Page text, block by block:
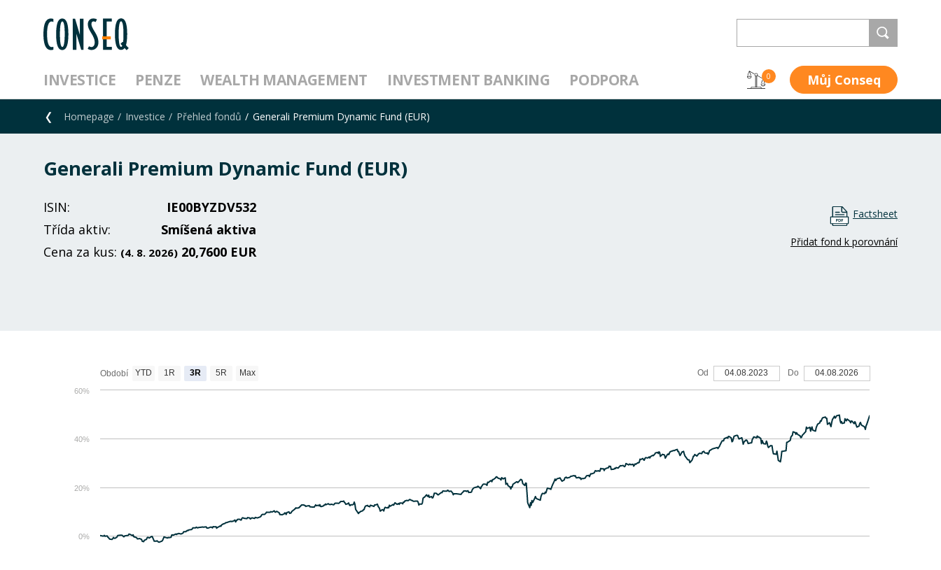
INVESTICE PENZE WEALTH MANAGEMENT INVESTMENT BANKING PODPORA 0 Můj Conseq
Homepage Investice Přehled fondů Generali Premium Dynamic Fund (EUR)
Generali Premium Dynamic Fund (EUR)
ISIN:
IE00BYZDV532
Třída aktiv:
Smíšená aktiva
Cena za kus: (4. 8. 2026) 20,7600 EUR
Factsheet
Přidat fond k porovnání
0%
20%
40%
60%
Období YTD 1R 3R 5R Max Od 04.08.2023 Do 04.08.2026